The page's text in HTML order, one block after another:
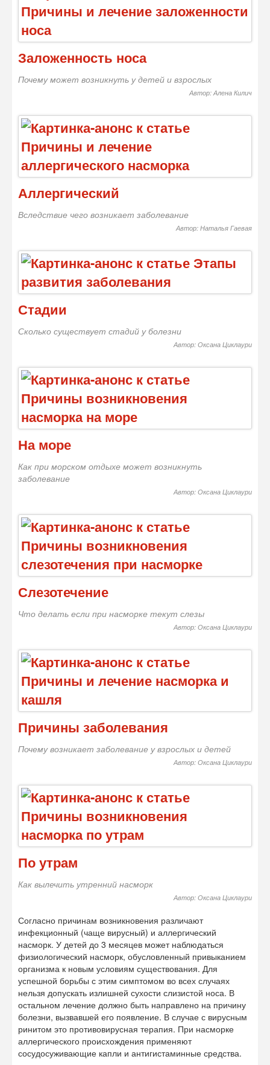
Заложенность носа
Почему может возникнуть у детей и взрослых
Автор: Алена Килич
Аллергический
Вследствие чего возникает заболевание
Автор: Наталья Гаевая
Стадии
Сколько существует стадий у болезни
Автор: Оксана Циклаури
На море
Как при морском отдыхе может возникнуть
заболевание
Автор: Оксана Циклаури
Слезотечение
Что делать если при насморке текут слезы
Автор: Оксана Циклаури
Причины заболевания
Почему возникает заболевание у взрослых и детей
Автор: Оксана Циклаури
По утрам
Как вылечить утренний насморк
Автор: Оксана Циклаури
Согласно причинам возникновения различают
инфекционный (чаще вирусный) и аллергический
насморк. У детей до 3 месяцев может наблюдаться
физиологический насморк, обусловленный привыканием
организма к новым условиям существования. Для
успешной борьбы с этим симптомом во всех случаях
нельзя допускать излишней сухости слизистой носа. В
остальном лечение должно быть направлено на причину
болезни, вызвавшей его появление. В случае с вирусным
ринитом это противовирусная терапия. При насморке
аллергического происхождения применяют
сосудосуживающие капли и антигистаминные средства.